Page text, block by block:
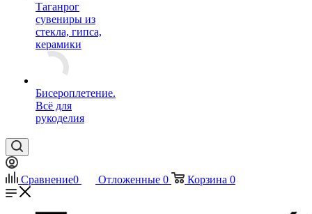
Таганрог
сувениры из
стекла, гипса,
керамики
Бисероплетение.
Всё для
рукоделия
Сравнение0 Отложенные 0 Корзина 0